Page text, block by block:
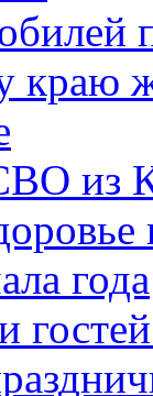
краю
из
года